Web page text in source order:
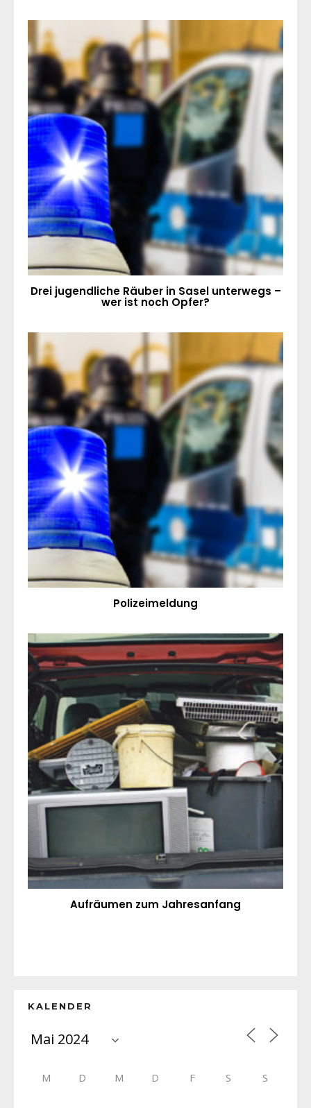
Drei jugendliche Räuber in Sasel unterwegs –
wer ist noch Opfer?
Polizeimeldung
Aufräumen zum Jahresanfang
KALENDER
M D M D F S S